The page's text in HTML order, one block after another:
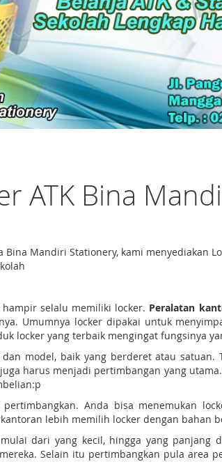
ATK Bina
Mandiri Stationery, kami menyediakan
selalu memiliki locker. Peralatan
Umumnya locker dipakai untuk
locker yang terbaik mengingat fungsinya
model, baik yang berderet atau
harus menjadi pertimbangan yang
Anda bisa menemukan
lebih memilih locker dengan bahan
dari yang kecil, hingga yang
Selain itu pertimbangkan pula area